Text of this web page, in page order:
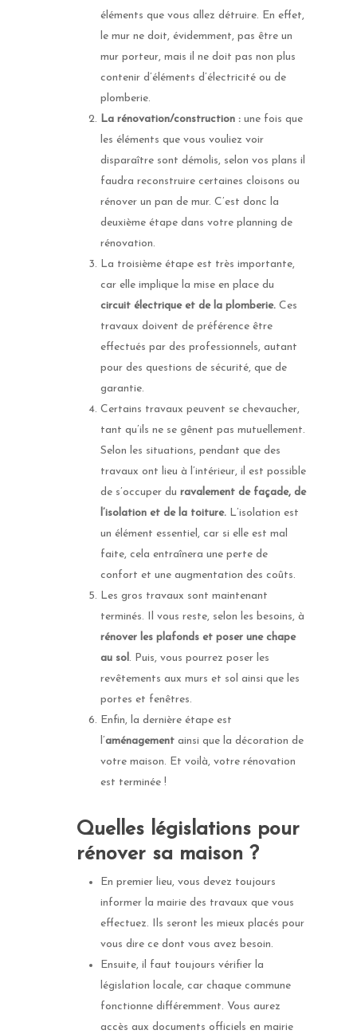
éléments que vous allez détruire. En effet,
le mur ne doit, évidemment, pas être un
mur porteur, mais il ne doit pas non plus
contenir d’éléments d’électricité ou de
plomberie.
La rénovation/construction : une fois que
les éléments que vous vouliez voir
disparaître sont démolis, selon vos plans il
faudra reconstruire certaines cloisons ou
rénover un pan de mur. C’est donc la
deuxième étape dans votre planning de
rénovation.
La troisième étape est très importante,
car elle implique la mise en place du
circuit électrique et de la plomberie. Ces
travaux doivent de préférence être
effectués par des professionnels, autant
pour des questions de sécurité, que de
garantie.
Certains travaux peuvent se chevaucher,
tant qu’ils ne se gênent pas mutuellement.
Selon les situations, pendant que des
travaux ont lieu à l’intérieur, il est possible
de s’occuper du ravalement de façade, de
l’isolation et de la toiture. L’isolation est
un élément essentiel, car si elle est mal
faite, cela entraînera une perte de
confort et une augmentation des coûts.
Les gros travaux sont maintenant
terminés. Il vous reste, selon les besoins, à
rénover les plafonds et poser une chape
au sol . Puis, vous pourrez poser les
revêtements aux murs et sol ainsi que les
portes et fenêtres.
Enfin, la dernière étape est
l’aménagement ainsi que la décoration de
votre maison. Et voilà, votre rénovation
est terminée !
Quelles législations pour
rénover sa maison ?
En premier lieu, vous devez toujours
informer la mairie des travaux que vous
effectuez. Ils seront les mieux placés pour
vous dire ce dont vous avez besoin.
Ensuite, il faut toujours vérifier la
législation locale, car chaque commune
fonctionne différemment. Vous aurez
accès aux documents officiels en mairie